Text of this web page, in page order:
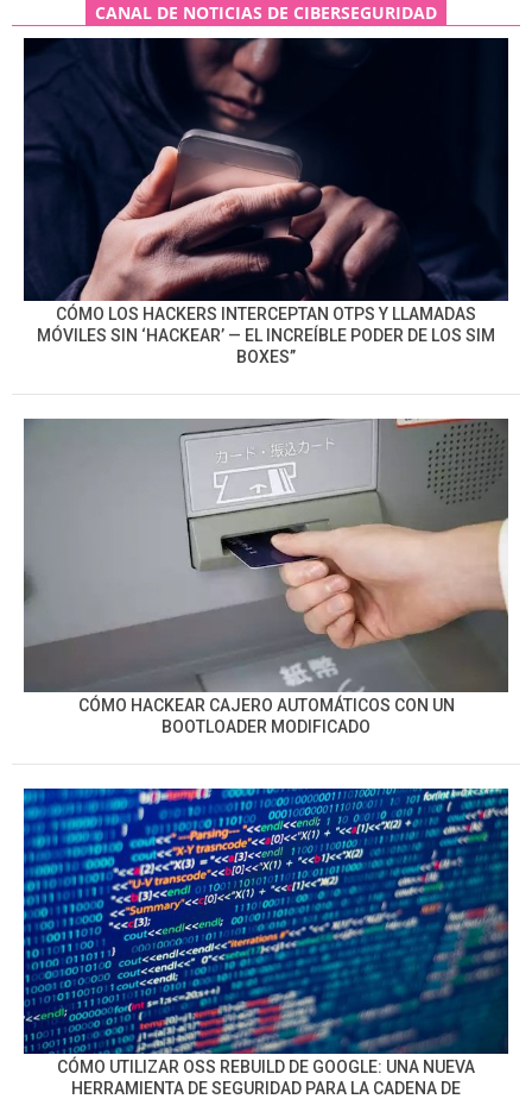
CANAL DE NOTICIAS DE CIBERSEGURIDAD
CÓMO LOS HACKERS INTERCEPTAN OTPS Y LLAMADAS
MÓVILES SIN ‘HACKEAR’ — EL INCREÍBLE PODER DE LOS SIM
BOXES”
CÓMO HACKEAR CAJERO AUTOMÁTICOS CON UN
BOOTLOADER MODIFICADO
CÓMO UTILIZAR OSS REBUILD DE GOOGLE: UNA NUEVA
HERRAMIENTA DE SEGURIDAD PARA LA CADENA DE